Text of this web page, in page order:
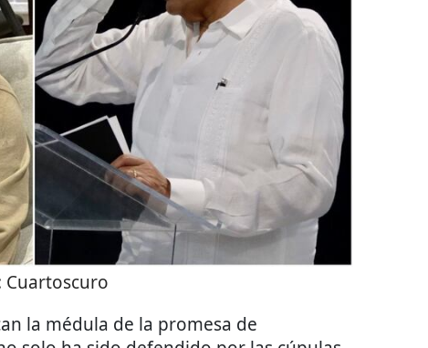
Cuartoscuro
la médula de la promesa de